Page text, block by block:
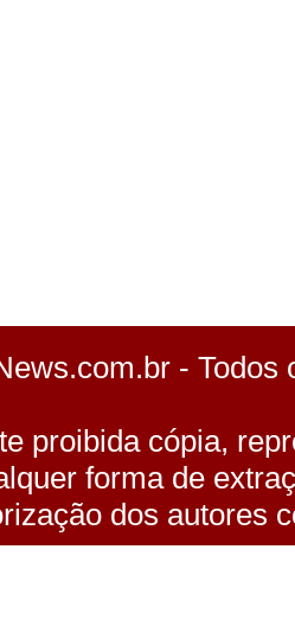
- Todos
proibida cópia,
forma de
dos autores